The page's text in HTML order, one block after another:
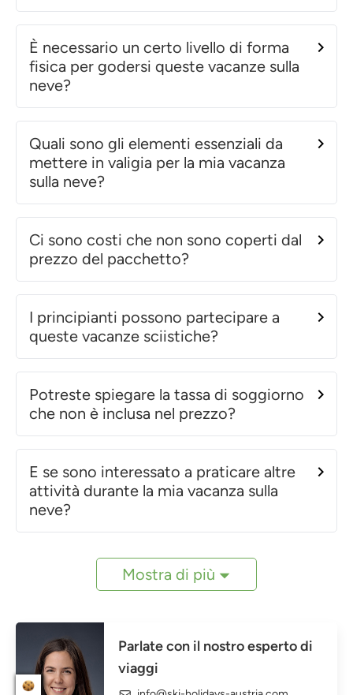
È necessario un certo livello di forma
fisica per godersi queste vacanze sulla
neve?
Quali sono gli elementi essenziali da
mettere in valigia per la mia vacanza
sulla neve?
Ci sono costi che non sono coperti dal
prezzo del pacchetto?
I principianti possono partecipare a
queste vacanze sciistiche?
Potreste spiegare la tassa di soggiorno
che non è inclusa nel prezzo?
E se sono interessato a praticare altre
attività durante la mia vacanza sulla
neve?
Mostra di più
Parlate con il nostro esperto di
viaggi